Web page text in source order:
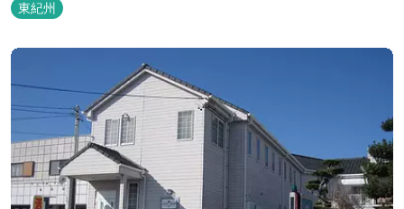
東紀州